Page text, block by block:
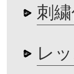
刺
レ